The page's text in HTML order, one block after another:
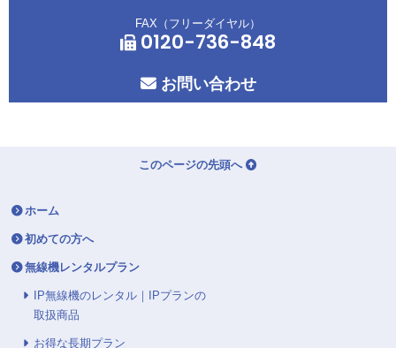
FAX（フリーダイヤル）
0120-736-848
お問い合わせ
このページの先頭へ
ホーム
初めての方へ
無線機レンタルプラン
IP無線機のレンタル｜IPプランの
取扱商品
お得な長期プラン